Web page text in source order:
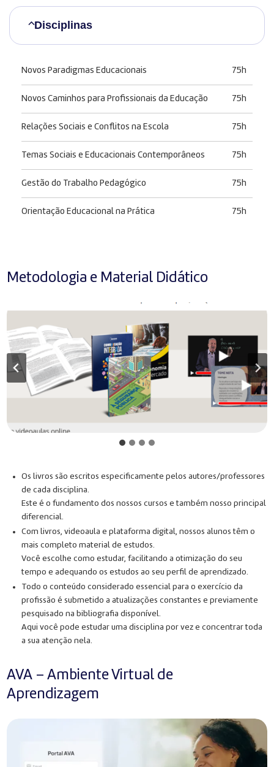
Disciplinas
Novos Paradigmas Educacionais 75h
Novos Caminhos para Profissionais da Educação 75h
Relações Sociais e Conflitos na Escola 75h
Temas Sociais e Educacionais Contemporâneos 75h
Gestão do Trabalho Pedagógico 75h
Orientação Educacional na Prática 75h
Metodologia e Material Didático
Os livros são escritos especificamente pelos autores/professores
de cada disciplina.
Este é o fundamento dos nossos cursos e também nosso principal
diferencial.
Com livros, videoaula e plataforma digital, nossos alunos têm o
mais completo material de estudos.
Você escolhe como estudar, facilitando a otimização do seu
tempo e adequando os estudos ao seu perfil de aprendizado.
Todo o conteúdo considerado essencial para o exercício da
profissão é submetido a atualizações constantes e previamente
pesquisado na bibliografia disponível.
Aqui você pode estudar uma disciplina por vez e concentrar toda
a sua atenção nela.
AVA – Ambiente Virtual de
Aprendizagem